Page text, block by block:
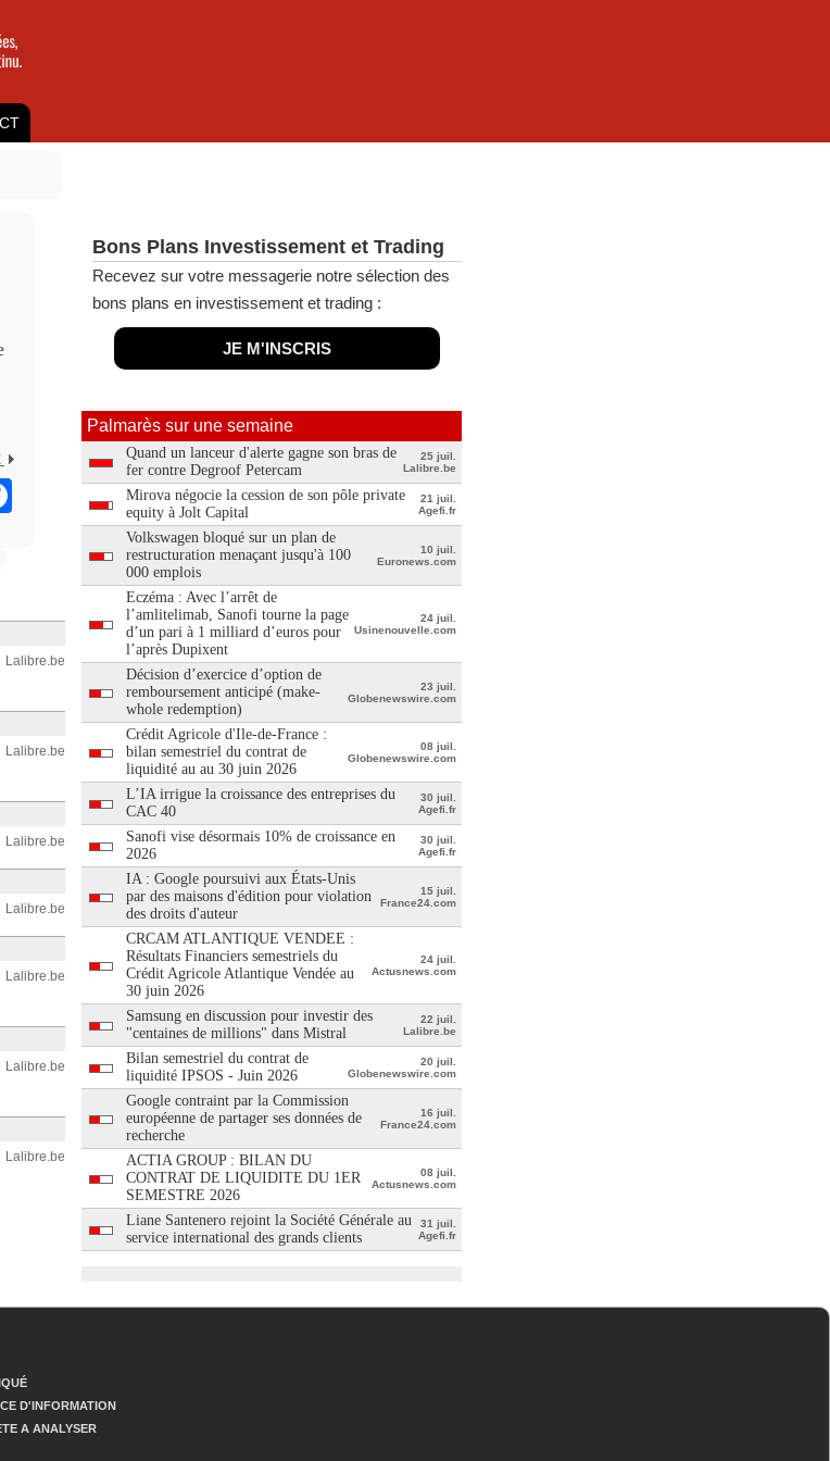
Lalibre.be
Lalibre.be
Lalibre.be
Lalibre.be
Lalibre.be
Lalibre.be
Lalibre.be
Bons Plans Investissement et Trading
Recevez sur votre messagerie notre sélection des
bons plans en investissement et trading :
JE M'INSCRIS
Palmarès sur une semaine
Quand un lanceur d'alerte gagne son bras de
fer contre Degroof Petercam
25 juil.
Lalibre.be
Mirova négocie la cession de son pôle private
equity à Jolt Capital
21 juil.
Agefi.fr
Volkswagen bloqué sur un plan de
restructuration menaçant jusqu'à 100
000 emplois
10 juil.
Euronews.com
Eczéma : Avec l’arrêt de
l’amlitelimab, Sanofi tourne la page
d’un pari à 1 milliard d’euros pour
l’après Dupixent
24 juil.
Usinenouvelle.com
Décision d’exercice d’option de
remboursement anticipé (make-
whole redemption)
23 juil.
Globenewswire.com
Crédit Agricole d'Ile-de-France :
bilan semestriel du contrat de
liquidité au au 30 juin 2026
08 juil.
Globenewswire.com
L’IA irrigue la croissance des entreprises du
CAC 40
30 juil.
Agefi.fr
Sanofi vise désormais 10% de croissance en
2026
30 juil.
Agefi.fr
IA : Google poursuivi aux États-Unis
par des maisons d'édition pour violation
des droits d'auteur
15 juil.
France24.com
CRCAM ATLANTIQUE VENDEE :
Résultats Financiers semestriels du
Crédit Agricole Atlantique Vendée au
30 juin 2026
24 juil.
Actusnews.com
Samsung en discussion pour investir des
"centaines de millions" dans Mistral
22 juil.
Lalibre.be
Bilan semestriel du contrat de
liquidité IPSOS - Juin 2026
20 juil.
Globenewswire.com
Google contraint par la Commission
européenne de partager ses données de
recherche
16 juil.
France24.com
ACTIA GROUP : BILAN DU
CONTRAT DE LIQUIDITE DU 1ER
SEMESTRE 2026
08 juil.
Actusnews.com
Liane Santenero rejoint la Société Générale au
service international des grands clients
31 juil.
Agefi.fr
D'INFORMATION
A ANALYSER